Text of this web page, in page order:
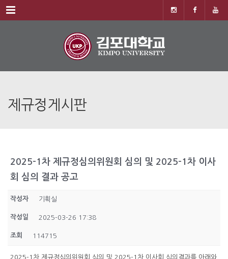
Menu
제규정게시판
2025-1차 제규정심의위원회 심의 및 2025-1차 이사
회 심의 결과 공고
작성자 기획실
작성일 2025-03-26 17:38
조회 114715
2025-1차 제규정심의위원회 심의 및 2025-1차 이사회 심의결과를 아래와